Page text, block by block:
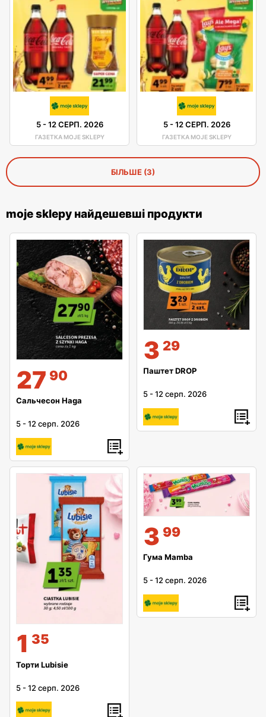
5-12 СЕРП. 2026
ГАЗЕТКА MOJE SKLEPY
5-12 СЕРП. 2026
ГАЗЕТКА MOJE SKLEPY
БІЛЬШЕ (3)
moje sklepy найдешевші продукти
27 90
Сальчесон Haga
5 -12 серп. 2026
3 29
Паштет DROP
5 -12 серп. 2026
1 35
Торти Lubisie
5 -12 серп. 2026
3 99
Гума Mamba
5 -12 серп. 2026